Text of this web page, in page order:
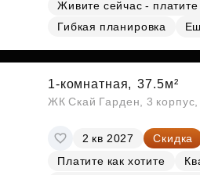
Живите сейчас -
Гибкая планировка
1-комнатная, 37.5м²
ЖК Скай Гарден, 3
2 кв 2027 Скидка
Платите как хотите